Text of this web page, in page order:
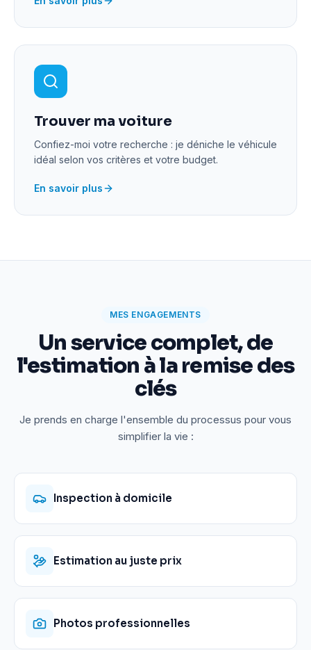
Trouver ma voiture
Confiez-moi votre recherche : je déniche le véhicule
idéal selon vos critères et votre budget.
En savoir plus
MES ENGAGEMENTS
Un service complet, de
l'estimation à la remise des
clés
Je prends en charge l'ensemble du processus pour vous
simplifier la vie :
Inspection à domicile
Estimation au juste prix
Photos professionnelles